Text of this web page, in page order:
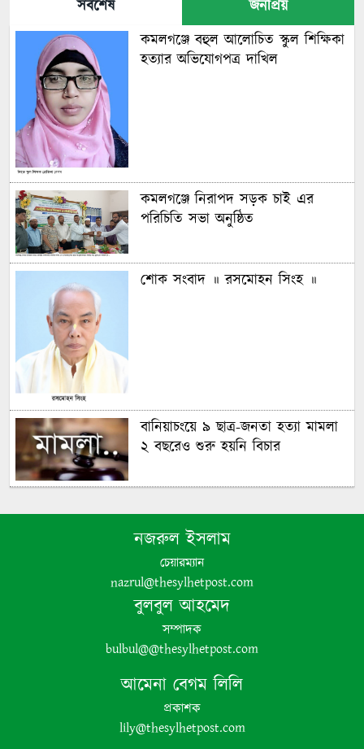
সর্বশেষ
জনপ্রিয়
কমলগঞ্জে বহুল আলোচিত স্কুল শিক্ষিকা
হত্যার অভিযোগপত্র দাখিল
কমলগঞ্জে নিরাপদ সড়ক চাই এর
পরিচিতি সভা অনুষ্ঠিত
শোক সংবাদ ॥ রসমোহন সিংহ ॥
বানিয়াচংয়ে ৯ ছাত্র-জনতা হত্যা মামলা
২ বছরেও শুরু হয়নি বিচার
অঙ্গীকার বিএনপির- জিকে গউছ
পঞ্চগড়ে ইয়াবা সহ গ্রেপ্তার যুবদল নেতা
পঞ্চগড়ে এক শিক্ষককে গাছে বেঁধে
নজরুল ইসলাম
চেয়ারম্যান
nazrul@thesylhetpost.com
বুলবুল আহমেদ
সম্পাদক
bulbul@@thesylhetpost.com
আমেনা বেগম লিলি
প্রকাশক
lily@thesylhetpost.com